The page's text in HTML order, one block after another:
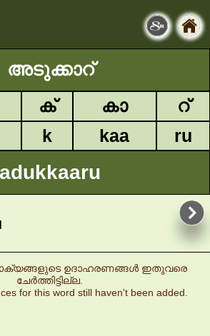
അടുക്കാറ്
ക് കാ
റ്
k kaa ru
adukkaaru
ഉദാഹരണങ്ങൾ ഇതുവരെ
ചേർത്തിട്ടില്ല.
for this word still haven't been added.